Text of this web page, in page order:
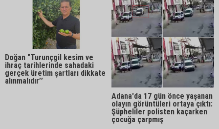
Doğan "Turunçgil kesim ve
ihraç tarihlerinde sahadaki
gerçek üretim şartları dikkate
alınmalıdır’’
Adana'da 17 gün önce yaşanan
olayın görüntüleri ortaya çıktı:
Şüpheliler polisten kaçarken
çocuğa çarpmış